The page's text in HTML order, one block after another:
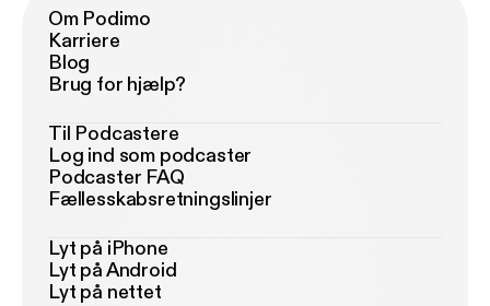
Om Podimo
Karriere
Blog
Brug for hjælp?
Til Podcastere
Log ind som podcaster
Podcaster FAQ
Fællesskabsretningslinjer
Lyt på iPhone
Lyt på Android
Lyt på nettet